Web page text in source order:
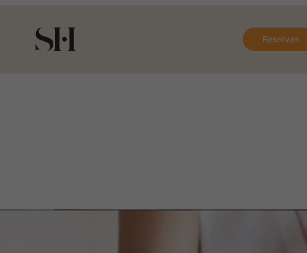
Reservas